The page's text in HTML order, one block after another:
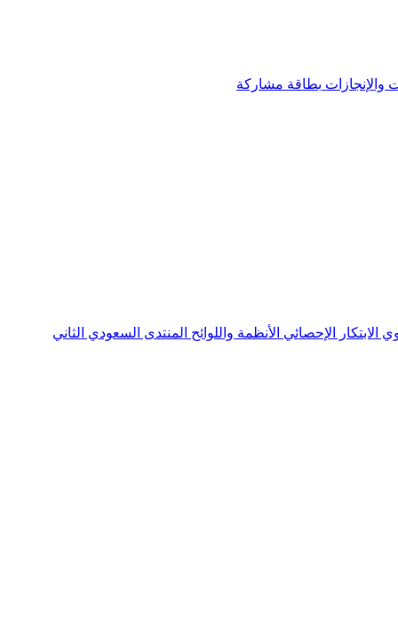
والإنجازات بطاقة مشاركة
الابتكار الإحصائي الأنظمة واللوائح المنتدى السعودي الثاني